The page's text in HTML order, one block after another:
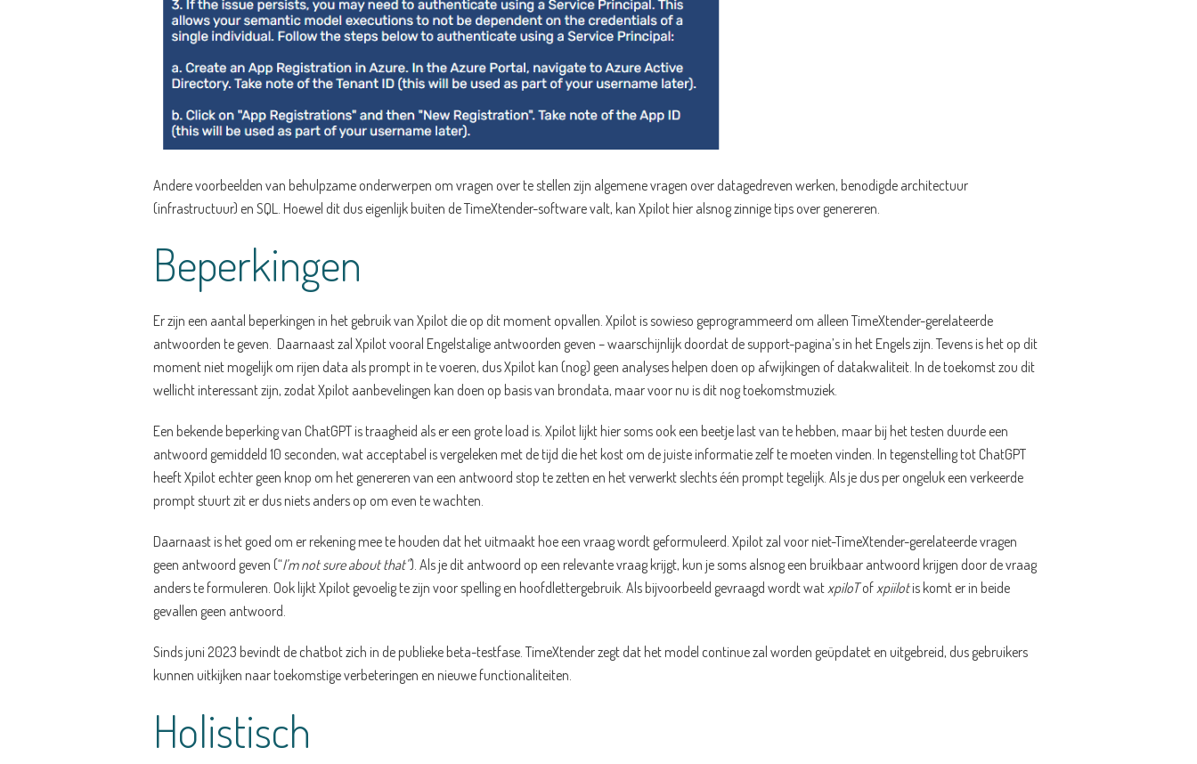
Andere voorbeelden van behulpzame onderwerpen om vragen over te stellen zijn algemene vragen over datagedreven werken, benodigde architectuur
(infrastructuur) en SQL. Hoewel dit dus eigenlijk buiten de TimeXtender-software valt, kan Xpilot hier alsnog zinnige tips over genereren.
Beperkingen
Er zijn een aantal beperkingen in het gebruik van Xpilot die op dit moment opvallen. Xpilot is sowieso geprogrammeerd om alleen TimeXtender-gerelateerde
antwoorden te geven. Daarnaast zal Xpilot vooral Engelstalige antwoorden geven – waarschijnlijk doordat de support-pagina’s in het Engels zijn. Tevens is het op dit
moment niet mogelijk om rijen data als prompt in te voeren, dus Xpilot kan (nog) geen analyses helpen doen op afwijkingen of datakwaliteit. In de toekomst zou dit
wellicht interessant zijn, zodat Xpilot aanbevelingen kan doen op basis van brondata, maar voor nu is dit nog toekomstmuziek.
Een bekende beperking van ChatGPT is traagheid als er een grote load is. Xpilot lijkt hier soms ook een beetje last van te hebben, maar bij het testen duurde een
antwoord gemiddeld 10 seconden, wat acceptabel is vergeleken met de tijd die het kost om de juiste informatie zelf te moeten vinden. In tegenstelling tot ChatGPT
heeft Xpilot echter geen knop om het genereren van een antwoord stop te zetten en het verwerkt slechts één prompt tegelijk. Als je dus per ongeluk een verkeerde
prompt stuurt zit er dus niets anders op om even te wachten.
Daarnaast is het goed om er rekening mee te houden dat het uitmaakt hoe een vraag wordt geformuleerd. Xpilot zal voor niet-TimeXtender-gerelateerde vragen
geen antwoord geven (“I’m not sure about that”). Als je dit antwoord op een relevante vraag krijgt, kun je soms alsnog een bruikbaar antwoord krijgen door de vraag
anders te formuleren. Ook lijkt Xpilot gevoelig te zijn voor spelling en hoofdlettergebruik. Als bijvoorbeeld gevraagd wordt watxpiloTofxpiilotis komt er in beide
gevallen geen antwoord.
Sinds juni 2023 bevindt de chatbot zich in de publieke beta-testfase. TimeXtender zegt dat het model continue zal worden geüpdatet en uitgebreid, dus gebruikers
kunnen uitkijken naar toekomstige verbeteringen en nieuwe functionaliteiten.
Holistisch